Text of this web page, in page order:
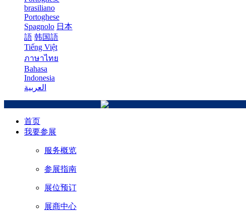
brasiliano
Portoghese
Spagnolo 日本
語 韩国語
Tiếng Việt
ภาษาไทย
Bahasa
Indonesia
العربية
首页
我要参展
服务概览
参展指南
展位预订
展商中心